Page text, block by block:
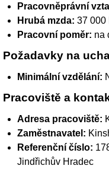
Pracovněprávní
Hrubá mzda: 37 000
Pracovní poměr: na
Požadavky na
Minimální vzdělání:
Pracoviště a
Adresa pracoviště:
Zaměstnavatel:
Referenční číslo:
Jindřichův Hradec